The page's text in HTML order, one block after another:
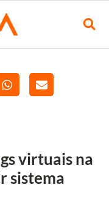
virtuais na
sistema